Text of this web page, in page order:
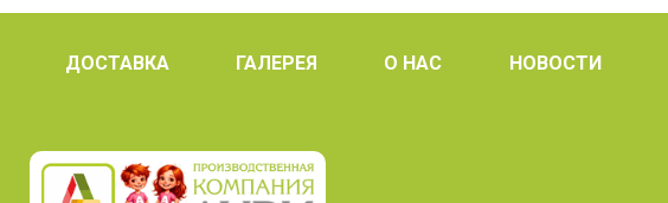
ДОСТАВКА ГАЛЕРЕЯ О НАС НОВОСТИ